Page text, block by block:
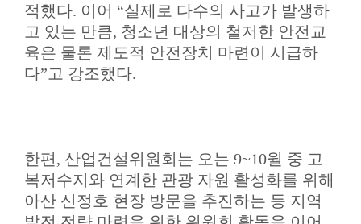
적했다. 이어 “실제로 다수의 사고가 발생하
고 있는 만큼, 청소년 대상의 철저한 안전교
육은 물론 제도적 안전장치 마련이 시급하
다”고 강조했다.
한편 , 산업건설위원회는 오는 9~10월 중 고
복저수지와 연계한 관광 자원 활성화를 위해
아산 신정호 현장 방문을 추진하는 등 지역